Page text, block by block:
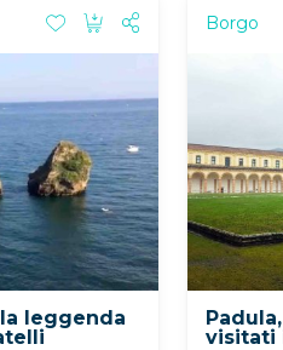
leggenda
Borgo
visitati